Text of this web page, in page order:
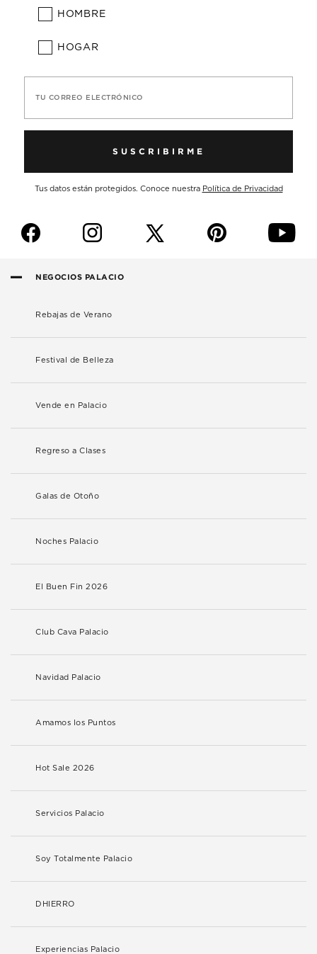
HOMBRE
HOGAR
TU CORREO ELECTRÓNICO
SUSCRIBIRME
Tus datos están protegidos. Conoce nuestra Política de Privacidad
f i p y
NEGOCIOS PALACIO
Rebajas de Verano
Festival de Belleza
Vende en Palacio
Regreso a Clases
Galas de Otoño
Noches Palacio
El Buen Fin 2026
Club Cava Palacio
Navidad Palacio
Amamos los Puntos
Hot Sale 2026
Servicios Palacio
Soy Totalmente Palacio
DHIERRO
Experiencias Palacio